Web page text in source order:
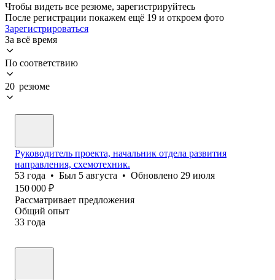
Чтобы видеть все резюме, зарегистрируйтесь
После регистрации покажем ещё 19 и откроем фото
Зарегистрироваться
За всё время
По соответствию
20 резюме
Руководитель проекта, начальник отдела развития
направления, схемотехник.
53 года • Был 5 августа • Обновлено 29 июля
150 000 ₽
Рассматривает предложения
Общий опыт
33 года